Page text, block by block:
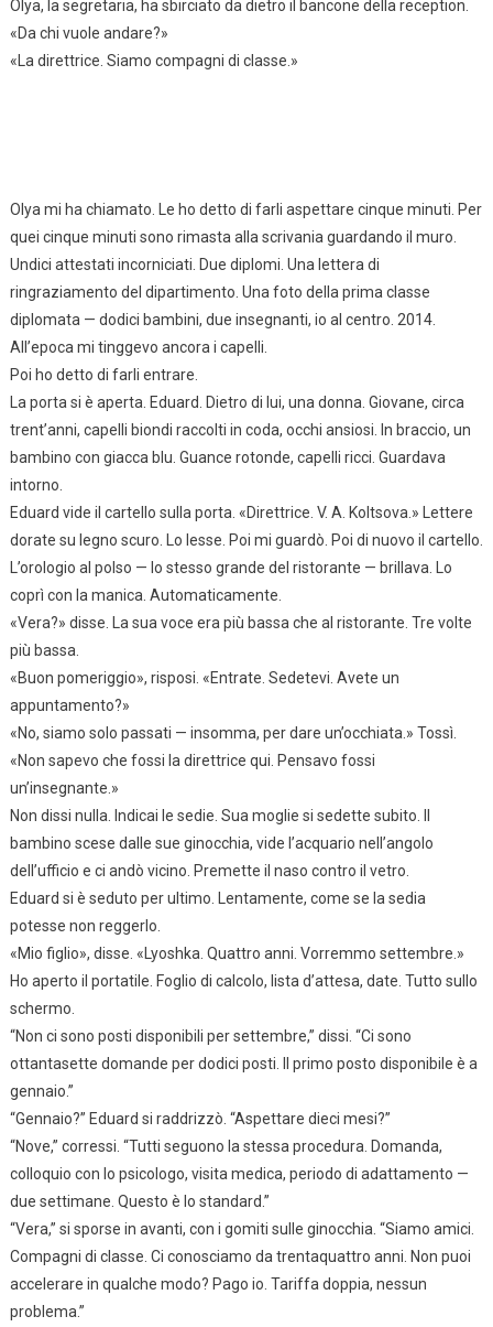
Olya, la segretaria, ha sbirciato da dietro il bancone della reception.
«Da chi vuole andare?»
«La direttrice. Siamo compagni di classe.»
Olya mi ha chiamato. Le ho detto di farli aspettare cinque minuti. Per
quei cinque minuti sono rimasta alla scrivania guardando il muro.
Undici attestati incorniciati. Due diplomi. Una lettera di
ringraziamento del dipartimento. Una foto della prima classe
diplomata — dodici bambini, due insegnanti, io al centro. 2014.
All’epoca mi tinggevo ancora i capelli.
Poi ho detto di farli entrare.
La porta si è aperta. Eduard. Dietro di lui, una donna. Giovane, circa
trent’anni, capelli biondi raccolti in coda, occhi ansiosi. In braccio, un
bambino con giacca blu. Guance rotonde, capelli ricci. Guardava
intorno.
Eduard vide il cartello sulla porta. «Direttrice. V. A. Koltsova.» Lettere
dorate su legno scuro. Lo lesse. Poi mi guardò. Poi di nuovo il cartello.
L’orologio al polso — lo stesso grande del ristorante — brillava. Lo
coprì con la manica. Automaticamente.
«Vera?» disse. La sua voce era più bassa che al ristorante. Tre volte
più bassa.
«Buon pomeriggio», risposi. «Entrate. Sedetevi. Avete un
appuntamento?»
«No, siamo solo passati — insomma, per dare un’occhiata.» Tossì.
«Non sapevo che fossi la direttrice qui. Pensavo fossi
un’insegnante.»
Non dissi nulla. Indicai le sedie. Sua moglie si sedette subito. Il
bambino scese dalle sue ginocchia, vide l’acquario nell’angolo
dell’ufficio e ci andò vicino. Premette il naso contro il vetro.
Eduard si è seduto per ultimo. Lentamente, come se la sedia
potesse non reggerlo.
«Mio figlio», disse. «Lyoshka. Quattro anni. Vorremmo settembre.»
Ho aperto il portatile. Foglio di calcolo, lista d’attesa, date. Tutto sullo
schermo.
“Non ci sono posti disponibili per settembre,” dissi. “Ci sono
ottantasette domande per dodici posti. Il primo posto disponibile è a
gennaio.”
“Gennaio?” Eduard si raddrizzò. “Aspettare dieci mesi?”
“Nove,” corressi. “Tutti seguono la stessa procedura. Domanda,
colloquio con lo psicologo, visita medica, periodo di adattamento —
due settimane. Questo è lo standard.”
“Vera,” si sporse in avanti, con i gomiti sulle ginocchia. “Siamo amici.
Compagni di classe. Ci conosciamo da trentaquattro anni. Non puoi
accelerare in qualche modo? Pago io. Tariffa doppia, nessun
problema.”